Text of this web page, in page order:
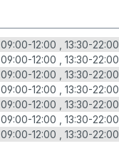
09:00-12:00
13:30-22:00
09:00-12:00
13:30-22:00
09:00-12:00
13:30-22:00
09:00-12:00
13:30-22:00
09:00-12:00
13:30-22:00
09:00-12:00
13:30-22:00
09:00-12:00 13:30-22:00